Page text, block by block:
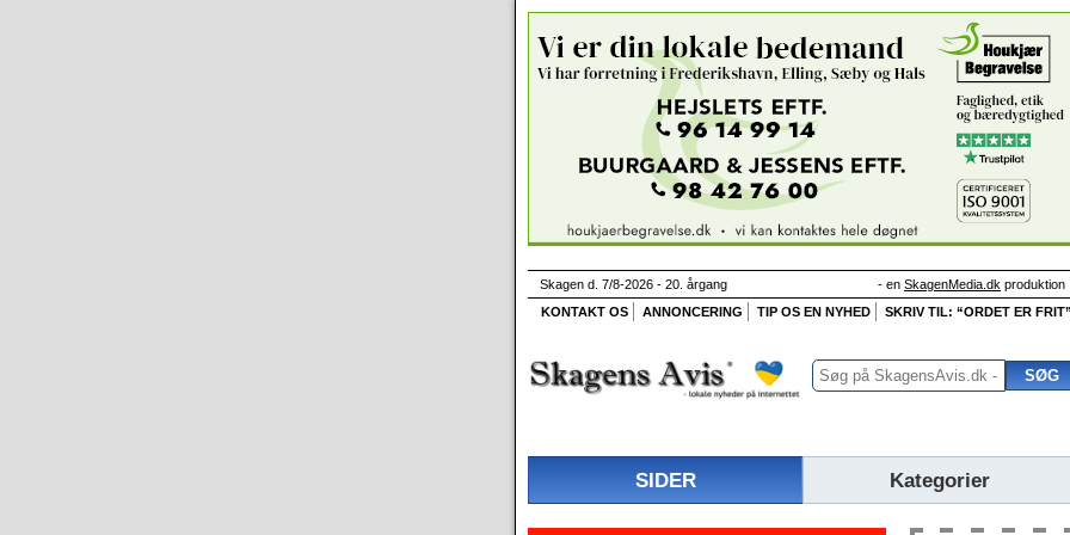
Skagen d. 7/8-2026 - 20. årgang - en SkagenMedia.dk produktion
KONTAKT OS
ANNONCERING TIP OS EN NYHED SKRIV TIL: “ORDET ER
SIDER Kategorier